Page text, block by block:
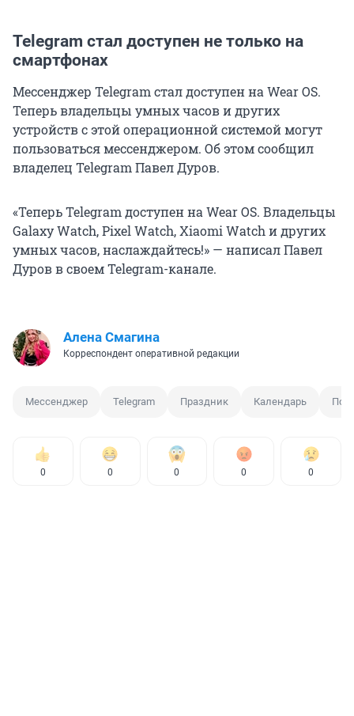
Telegram стал доступен не только на
смартфонах
Мессенджер Telegram стал доступен на Wear OS.
Теперь владельцы умных часов и других
устройств с этой операционной системой могут
пользоваться мессенджером. Об этом сообщил
владелец Telegram Павел Дуров.
«Теперь Telegram доступен на Wear OS. Владельцы
Galaxy Watch, Pixel Watch, Xiaomi Watch и других
умных часов, наслаждайтесь!» — написал Павел
Дуров в своем Telegram-канале.
Алена Смагина
Корреспондент оперативной редакции
Мессенджер Telegram Праздник Календарь
0 0 0 0 0